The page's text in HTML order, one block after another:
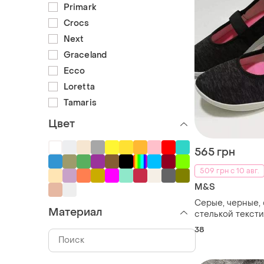
565 грн
509 грн с 10 авг.
M&S
Серые, черные,
стелькой
женские
джайн, с
38
Primark
Crocs
Next
Graceland
Ecco
Loretta
Tamaris
Цвет
Материал